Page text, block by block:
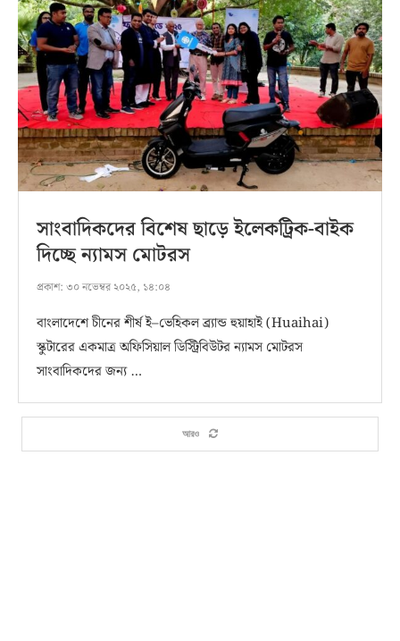
সাংবাদিকদের বিশেষ ছাড়ে ইলেকট্রিক-বাইক
দিচ্ছে ন্যামস মোটরস
প্রকাশ: ৩০ নভেম্বর ২০২৫, ১৪:০৪
বাংলাদেশে চীনের শীর্ষ ই–ভেহিকল ব্র্যান্ড হুয়াহাই (Huaihai)
স্কুটারের একমাত্র অফিসিয়াল ডিস্ট্রিবিউটর ন্যামস মোটরস
সাংবাদিকদের জন্য …
আরও